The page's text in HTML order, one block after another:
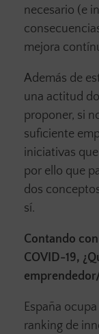
necesario (e
mejora
Además de
una actitud
proponer, si
suficiente
iniciativas
por ello que
dos
sí.
Contando
COVID-19,
España
ranking de